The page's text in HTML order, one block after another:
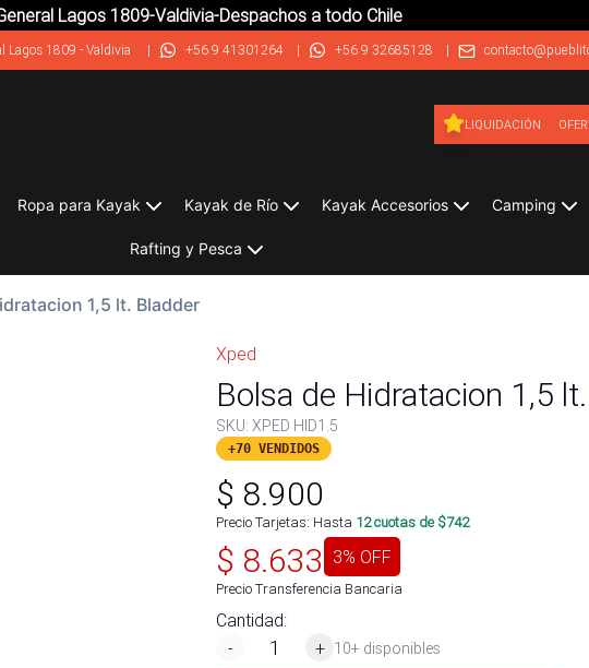
Lagos 1809-Valdivia-Despachos a todo Chile
Lagos 1809 - Valdivia | +56 9 41301264 | +56 9 32685128 |
LIQUIDACIÓN
Ropa para Kayak Kayak de Río Kayak Accesorios Camping
Rafting y Pesca
1,5 lt. Bladder
Xped
Bolsa de Hidratacion 1,5
SKU: XPED HID1.5
+70 VENDIDOS
$ 8.900
Precio Tarjetas: Hasta 12cuotas de $742
$ 8.633 3% OFF
Precio Transferencia Bancaria
Cantidad:
-
+ 10+ disponibles